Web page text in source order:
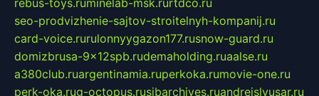
rebus-toys.ruminelab-msk.rurtdco.ru
seo-prodvizhenie-sajtov-stroitelnyh-kompanij.ru
card-voice.rurulonnyygazon177.rusnow-guard.ru
domizbrusa-9x12spb.rudemaholding.ruaalse.ru
a380club.ruargentinamia.ruperkoka.rumovie-one.ru
perk-oka.rug-octopus.rusibarchives.ruandreislyusar.ru